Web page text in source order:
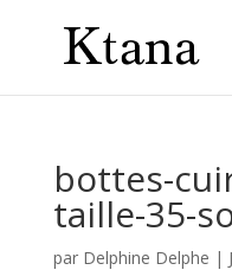
bottes-
taille-35-
par Delphine Delphe |